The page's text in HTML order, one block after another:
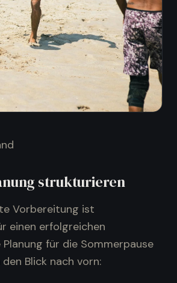
strukturieren
Vorbereitung ist
einen erfolgreichen
für die Sommerpause
Blick nach vorn: